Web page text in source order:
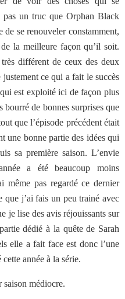
pas un truc que Orphan Black
se renouveler constamment,
la meilleure façon qu’il soit.
différent de ceux des deux
justement ce qui a fait le succès
est exploité ici de façon plus
bourré de bonnes surprises que
que l’épisode précédent était
une bonne partie des idées qui
sa première saison. L’envie
a été beaucoup moins
même pas regardé ce dernier
que j’ai fais un peu trainé avec
je lise des avis réjouissants sur
dédié à la quête de Sarah
elle a fait face est donc l’une
année à la série.
médiocre.